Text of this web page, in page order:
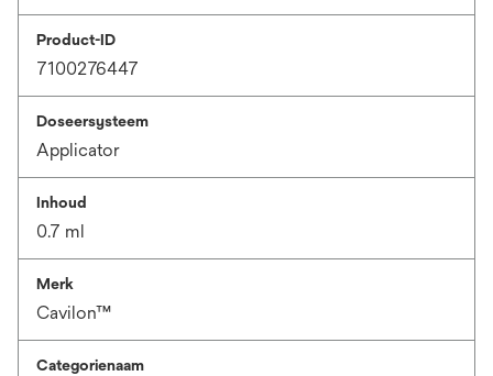
Product-ID
7100276447
Doseersysteem
Applicator
Inhoud
0.7 ml
Merk
Cavilon™
Categorienaam